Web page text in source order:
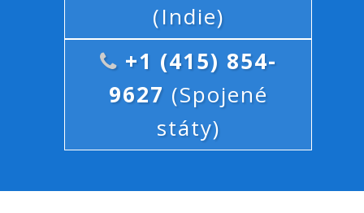
(Indie)
+1 (415) 854-
9627 (Spojené
státy)